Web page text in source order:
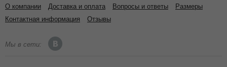
О компании Доставка и оплата Вопросы и ответы
Размеры
Контактная информация
Отзывы
Мы в сети: